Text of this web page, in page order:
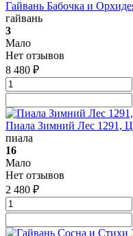
Гайвань Бабочка и
гайвань
3
Мало
Нет отзывов
8 480 ₽
Пиала Зимний Лес 1291,
пиала
16
Мало
Нет отзывов
2 480 ₽